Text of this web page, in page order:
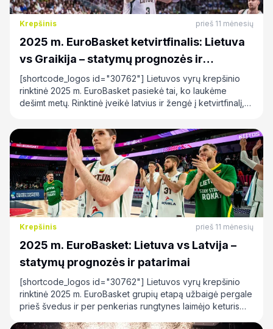
Krepšinis prieš 11 mėnesių
2025 m. EuroBasket ketvirtfinalis: Lietuva
vs Graikija – statymų prognozės ir
patarimai
[shortcode_logos id="30762"] Lietuvos vyrų krepšinio
rinktinė 2025 m. EuroBasket pasiekė tai, ko laukėme
dešimt metų. Rinktinė įveikė latvius ir žengė į ketvirtfinalį,…
Krepšinis prieš 11 mėnesių
2025 m. EuroBasket: Lietuva vs Latvija –
statymų prognozės ir patarimai
[shortcode_logos id="30762"] Lietuvos vyrų krepšinio
rinktinė 2025 m. EuroBasket grupių etapą užbaigė pergale
prieš švedus ir per penkerias rungtynes laimėjo keturis